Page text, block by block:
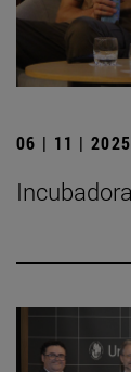
06 | 11 | 2025